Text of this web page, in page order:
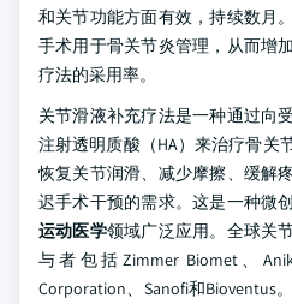
和关节功能方面有效，持续数月
手术用于骨关节炎管理，从而增
疗法的采用率。
关节滑液补充疗法是一种通过向
注射透明质酸（HA）来治疗骨关
恢复关节润滑、减少摩擦、缓解
迟手术干预的需求。这是一种微
运动医学领域广泛应用。全球关
与者包括Zimmer Biomet、
Corporation、Sanofi和Bioventus